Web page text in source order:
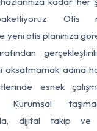
Ofis
yeni ofis planınıza
aksatmamak adına
esnek
Kurumsal
dijital takip ve